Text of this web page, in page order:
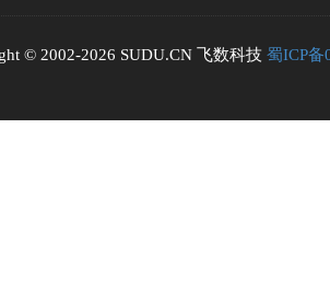
© 2002-2026 SUDU.CN 飞数科技 蜀ICP备